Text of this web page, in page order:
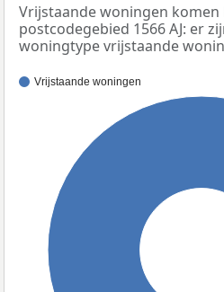
Vrijstaande woningen
postcodegebied 1566 AJ: er
woningtype vrijstaande
Vrijstaande woningen